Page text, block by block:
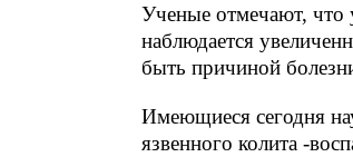
Ученые отмечают, что
наблюдается
быть причиной
Имеющиеся сегодня
язвенного колита -